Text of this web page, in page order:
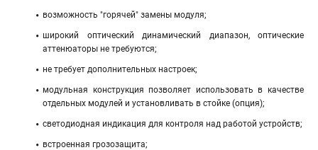
возможность "горячей" замены модуля;
широкий оптический динамический диапазон, оптические
аттенюаторы не требуются;
не требует дополнительных настроек;
модульная конструкция позволяет использовать в качестве
отдельных модулей и установливать в стойке (опция);
светодиодная индикация для контроля над работой устройств;
встроенная грозозащита;